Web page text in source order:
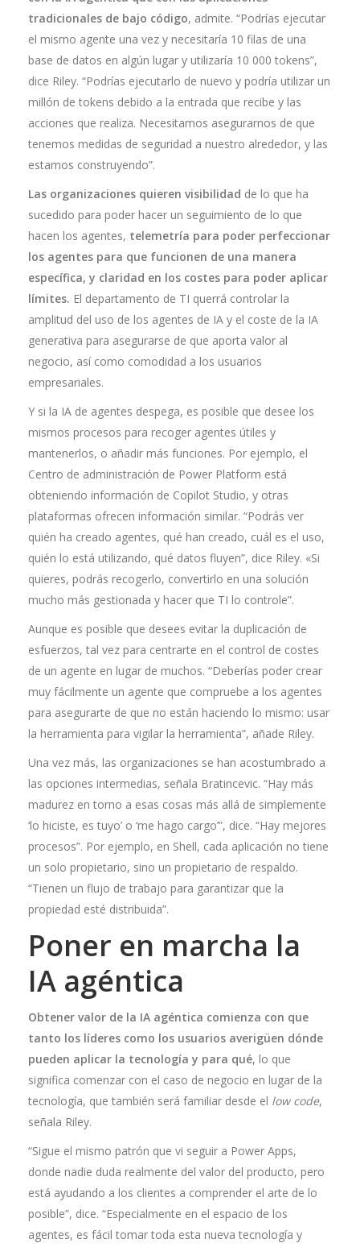
tradicionales de bajo código, admite. “Podrías ejecutar
el mismo agente una vez y necesitaría 10 filas de una
base de datos en algún lugar y utilizaría 10 000 tokens”,
dice Riley. “Podrías ejecutarlo de nuevo y podría utilizar un
millón de tokens debido a la entrada que recibe y las
acciones que realiza. Necesitamos asegurarnos de que
tenemos medidas de seguridad a nuestro alrededor, y las
estamos construyendo”.
Las organizaciones quieren visibilidad de lo que ha
sucedido para poder hacer un seguimiento de lo que
hacen los agentes, telemetría para poder perfeccionar
los agentes para que funcionen de una manera
específica, y claridad en los costes para poder aplicar
límites. El departamento de TI querrá controlar la
amplitud del uso de los agentes de IA y el coste de la IA
generativa para asegurarse de que aporta valor al
negocio, así como comodidad a los usuarios
empresariales.
Y si la IA de agentes despega, es posible que desee los
mismos procesos para recoger agentes útiles y
mantenerlos, o añadir más funciones. Por ejemplo, el
Centro de administración de Power Platform está
obteniendo información de Copilot Studio, y otras
plataformas ofrecen información similar. “Podrás ver
quién ha creado agentes, qué han creado, cuál es el uso,
quién lo está utilizando, qué datos fluyen”, dice Riley. «Si
quieres, podrás recogerlo, convertirlo en una solución
mucho más gestionada y hacer que TI lo controle”.
Aunque es posible que desees evitar la duplicación de
esfuerzos, tal vez para centrarte en el control de costes
de un agente en lugar de muchos. “Deberías poder crear
muy fácilmente un agente que compruebe a los agentes
para asegurarte de que no están haciendo lo mismo: usar
la herramienta para vigilar la herramienta”, añade Riley.
Una vez más, las organizaciones se han acostumbrado a
las opciones intermedias, señala Bratincevic. “Hay más
madurez en torno a esas cosas más allá de simplemente
‘lo hiciste, es tuyo’ o ‘me hago cargo’”, dice. “Hay mejores
procesos”. Por ejemplo, en Shell, cada aplicación no tiene
un solo propietario, sino un propietario de respaldo.
“Tienen un flujo de trabajo para garantizar que la
propiedad esté distribuida”.
Poner en marcha la
IA agéntica
Obtener valor de la IA agéntica comienza con que
tanto los líderes como los usuarios averigüen dónde
pueden aplicar la tecnología y para qué, lo que
significa comenzar con el caso de negocio en lugar de la
tecnología, que también será familiar desde el low code,
señala Riley.
“Sigue el mismo patrón que vi seguir a Power Apps,
donde nadie duda realmente del valor del producto, pero
está ayudando a los clientes a comprender el arte de lo
posible”, dice. “Especialmente en el espacio de los
agentes, es fácil tomar toda esta nueva tecnología y